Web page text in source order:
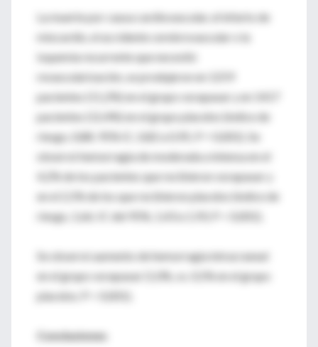
La muerte por causa cardiovascular, el infarto de
miocardio, el accidente cerebrovascular o la
isquemia recurrente que necesitó
revascularización, se produjeron en 1259
pacientes (11,2%) en el grupo vorapaxar y en 1417
pacientes (12,4%) en el grupo placebo (índice de
riesgo, 0,88; 95% IC, 0,82 a 0,95; P = 0,001). Se
observó hemorragia de moderada a intensa en el
4,2% de los pacientes que recibieron vorapaxar y
en el 2,5% de los que recibieron placebo (índice de
riesgo, 1,66; IC del 95%, 1,43 a 1,93; P < 0,001).
Se observó aumento de hemorragia intracraneal
en el grupo vorapaxar (1,0%, vs. 0,5% en el grupo
placebo; P < 0,001).
Conclusiones